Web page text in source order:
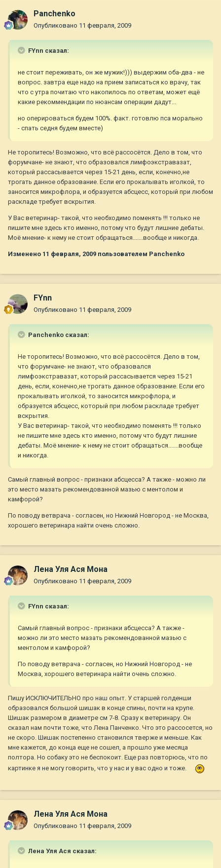
Panchenko
Опубликовано 11 февраля, 2009
FYnn сказал:
не стоит переживать, он же мужик!))) выдержим оба-два - не
вопрос. завтра еще надо на прием записаться ко врачу, так
что с утра почитаю что накопилось по ответам, может ещё
какие рекоммендации по нюансам операции дадут...
но оперироваться будем 100%. факт. готовлю пса морально
- спать седня будем вместе)
Не торопитесь! Возможно, что всё рассосётся. Дело в том, что
форумчане- не знают, что образовался лимфоэкстравазат,
который рассасывается через 15-21 день, если, конечно,не
трогать данное образование. Если его прокалывать иголкой, то
заносится микрофлора, и образуется абсцесс, который при любом
раскладе требует вскрытия.
У Вас ветеринар- такой, что необходимо поменять !!! только не
пишите мне здесь кто именно, потому что будут лишние дебаты.
Моё мнение- к нему не стоит обращаться.......вообще и никогда.
Изменено 11 февраля, 2009 пользователем Panchenko
FYnn
Опубликовано 11 февраля, 2009
Panchenko сказал:
Не торопитесь! Возможно, что всё рассосётся. Дело в том,
что форумчане- не знают, что образовался
лимфоэкстравазат, который рассасывается через 15-21
день, если, конечно,не трогать данное образование. Если его
прокалывать иголкой, то заносится микрофлора, и
образуется абсцесс, который при любом раскладе требует
вскрытия.
У Вас ветеринар- такой, что необходимо поменять !!! только
не пишите мне здесь кто именно, потому что будут лишние
дебаты. Моё мнение- к нему не стоит обращаться.......вообще
и никогда.
Самый главный вопрос - признаки абсцесса? А также - можно ли
это место мазать рекомендованной мазью с ментолом и
камфорой?
По поводу ветврача - согласен, но Нижний Новгород - не Москва,
хорошего ветеринара найти очень сложно.
Лена Уля Ася Мона
Опубликовано 11 февраля, 2009
FYnn сказал:
Самый главный вопрос - признаки абсцесса? А также -
можно ли это место мазать рекомендованной мазью с
ментолом и камфорой?
По поводу ветврача - согласен, но Нижний Новгород - не
Москва, хорошего ветеринара найти очень сложно.
Пишу ИСКЛЮЧИТЕЛЬНО про наш опыт. У старшей голденши
образовался большой шишак в конце спины, почти на крупе.
Шишак размером в диаметре см 7-8. Сразу к ветеринару. Он
сказал нам почти тоже, что Лена Панченко. Что это рассосется, но
не скоро. Шишак постепенно становился тверже и меньше. Как
мне кажется, до конца еще не сошел, а прошло уже месяца
полтора. Но собаку это не беспокоит. Еще раз повторюсь, что по
картинке я не могу говорить, что у нас и у вас одно и тоже.
Лена Уля Ася Мона
Опубликовано 11 февраля, 2009
Лена Уля Ася сказал: